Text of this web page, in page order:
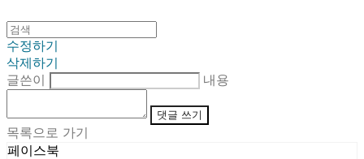
수정하기
삭제하기
글쓴이
내용
댓글 쓰기
목록으로 가기
페이스북